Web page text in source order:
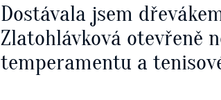
Dostávala jsem
Zlatohlávková otevřeně
temperamentu a